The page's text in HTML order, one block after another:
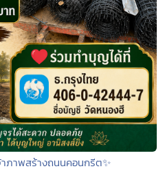
ภาพสร้างถนนคอนกรีต✨